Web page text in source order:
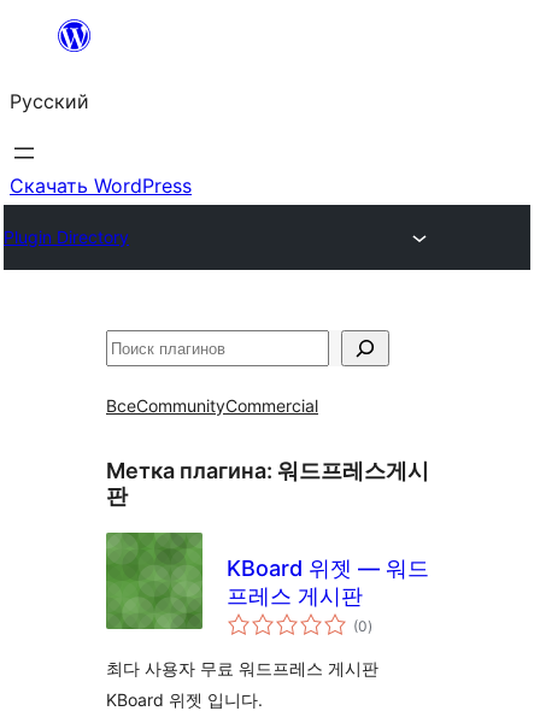
Перейти
содержимому
Русский
Скачать WordPress
Plugin Directory
Поиск
ВсеCommunityCommercial
Метка плагина: 워드프레스게시
판
KBoard 위젯 — 워드
프레스 게시판
(0общий
рейтинг
)
최다 사용자 무료 워드프레스 게시판
KBoard 위젯 입니다.